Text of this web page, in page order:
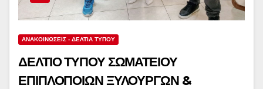
ΑΝΑΚΟΙΝΏΣΕΙΣ - ΔΕΛΤΊΑ ΤΎΠΟΥ
ΔΕΛΤΙΟ ΤΥΠΟΥ ΣΩΜΑΤΕΙΟΥ
ΕΠΙΠΛΟΠΟΙΩΝ ΞΥΛΟΥΡΓΩΝ &